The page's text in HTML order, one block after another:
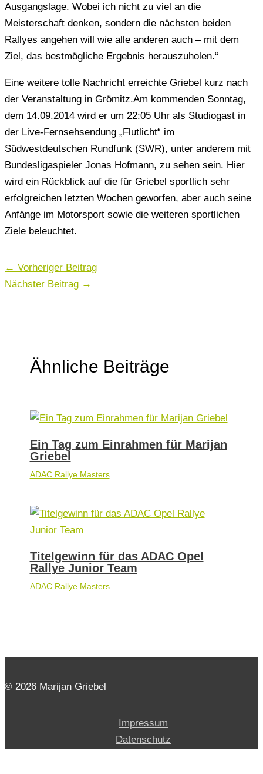
Ausgangslage. Wobei ich nicht zu viel an die
Meisterschaft denken, sondern die nächsten beiden
Rallyes angehen will wie alle anderen auch – mit dem
Ziel, das bestmögliche Ergebnis herauszuholen.“
Eine weitere tolle Nachricht erreichte Griebel kurz nach
der Veranstaltung in Grömitz.Am kommenden Sonntag,
dem 14.09.2014 wird er um 22:05 Uhr als Studiogast in
der Live-Fernsehsendung „Flutlicht“ im
Südwestdeutschen Rundfunk (SWR), unter anderem mit
Bundesligaspieler Jonas Hofmann, zu sehen sein. Hier
wird ein Rückblick auf die für Griebel sportlich sehr
erfolgreichen letzten Wochen geworfen, aber auch seine
Anfänge im Motorsport sowie die weiteren sportlichen
Ziele beleuchtet.
← Vorheriger Beitrag
Nächster Beitrag →
Ähnliche Beiträge
Ein Tag zum Einrahmen für Marijan
Griebel
ADAC Rallye Masters
Titelgewinn für das ADAC Opel
Rallye Junior Team
ADAC Rallye Masters
© 2026 Marijan Griebel
Impressum
Datenschutz